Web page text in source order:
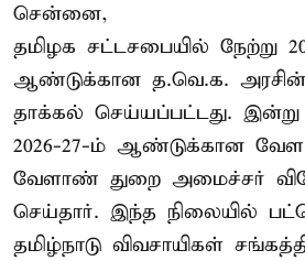
சென்னை,
தமிழக சட்டசபையில் நேற்று
ஆண்டுக்கான த.வெ.க.
தாக்கல் செய்யப்பட்டது.
2026-27-ம் ஆண்டுக்கான
வேளாண் துறை அமைச்சர்
செய்தார். இந்த நிலையில்
தமிழ்நாடு விவசாயிகள்